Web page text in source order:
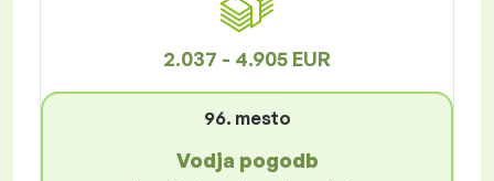
2.037 - 4.905 EUR
96. mesto
Vodja pogodb